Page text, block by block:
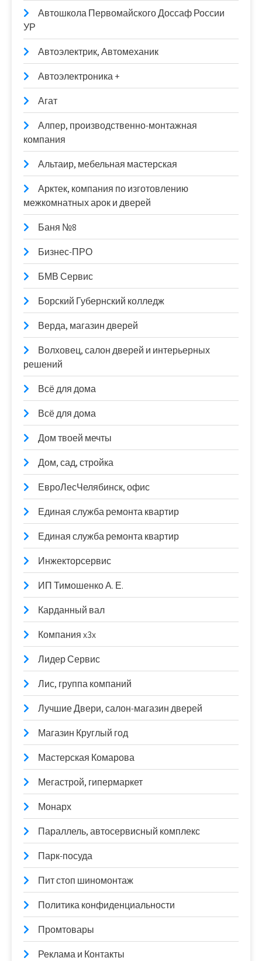
Автошкола Первомайского Доссаф России
УР
Автоэлектрик, Автомеханик
Автоэлектроника +
Агат
Алпер, производственно-монтажная
компания
Альтаир, мебельная мастерская
Арктек, компания по изготовлению
межкомнатных арок и дверей
Баня №8
Бизнес-ПРО
БМВ Сервис
Борский Губернский колледж
Верда, магазин дверей
Волховец, салон дверей и интерьерных
решений
Всё для дома
Всё для дома
Дом твоей мечты
Дом, сад, стройка
ЕвроЛесЧелябинск, офис
Единая служба ремонта квартир
Единая служба ремонта квартир
Инжекторсервис
ИП Тимошенко А. Е.
Карданный вал
Компания x3x
Лидер Сервис
Лис, группа компаний
Лучшие Двери, салон-магазин дверей
Магазин Круглый год
Мастерская Комарова
Мегастрой, гипермаркет
Монарх
Параллель, автосервисный комплекс
Парк-посуда
Пит стоп шиномонтаж
Политика конфиденциальности
Промтовары
Реклама и Контакты